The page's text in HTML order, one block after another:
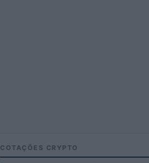
COTAÇÕES CRYPTO